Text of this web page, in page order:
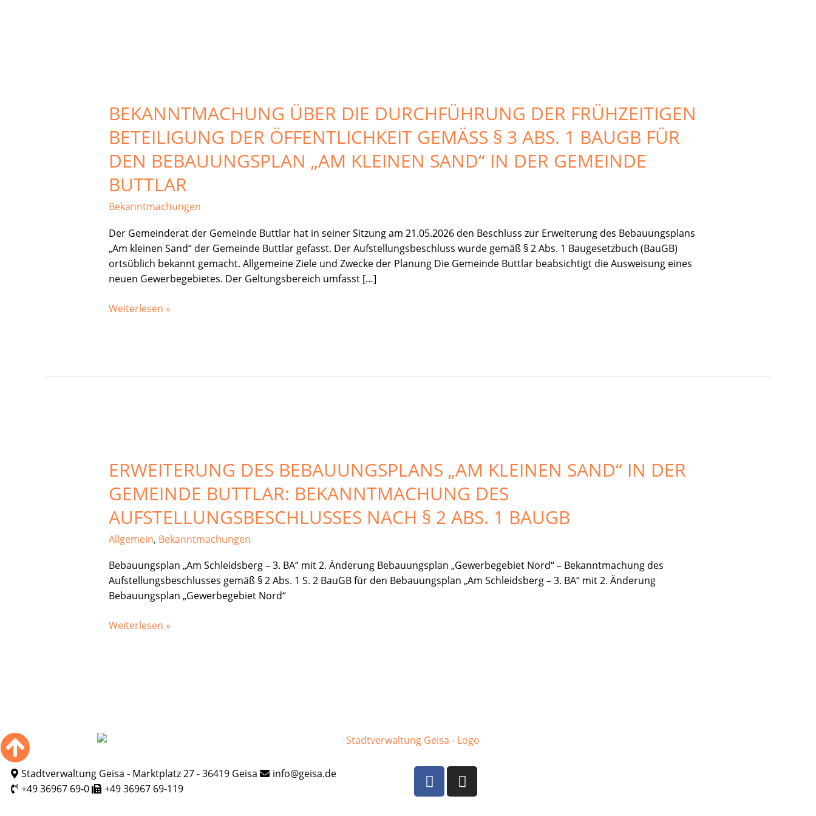
BEKANNTMACHUNG ÜBER DIE DURCHFÜHRUNG DER FRÜHZEITIGEN
BETEILIGUNG DER ÖFFENTLICHKEIT GEMÄSS § 3 ABS. 1 BAUGB FÜR D
EN BEBAUUNGSPLAN „AM KLEINEN SAND“ IN DER GEMEINDE B
UTTLAR
Bekanntmachungen
Der Gemeinderat der Gemeinde Buttlar hat in seiner Sitzung am 21.05.2026 den Beschluss zur Erweiterung des Bebauungsplans
„Am kleinen Sand“ der Gemeinde Buttlar gefasst. Der Aufstellungsbeschluss wurde gemäß § 2 Abs. 1 Baugesetzbuch (BauGB)
ortsüblich bekannt gemacht. Allgemeine Ziele und Zwecke der Planung Die Gemeinde Buttlar beabsichtigt die Ausweisung eines
neuen Gewerbegebietes. Der Geltungsbereich umfasst […]
die
Durchführung
der
frühzeitigen
Beteiligung
der
Öffentlichkeit
§
3
Abs.
1
für
Weiterlesen »
ERWEITERUNG DES BEBAUUNGSPLANS „AM KLEINEN SAND“ IN DER
GEMEINDE BUTTLAR: BEKANNTMACHUNG DES
AUFSTELLUNGSBESCHLUSSES NACH § 2 ABS. 1 BAUGB
Allgemein, Bekanntmachungen
Bebauungsplan „Am Schleidsberg – 3. BA“ mit 2. Änderung Bebauungsplan „Gewerbegebiet Nord“ – Bekanntmachung des
Aufstellungsbeschlusses gemäß § 2 Abs. 1 S. 2 BauGB für den Bebauungsplan „Am Schleidsberg – 3. BA“ mit 2. Änderung
Bebauungsplan „Gewerbegebiet Nord“
Bebauungsplans
„Am
kleinen
Sand“
in
der
Buttlar:
Bekanntmachung
des
nach
Weiterlesen »
Stadtverwaltung Geisa - Marktplatz 27 - 36419 Geisa
info@geisa.de
+49 36967 69-0
+49 36967 69-119
F
a
c
I
n
s